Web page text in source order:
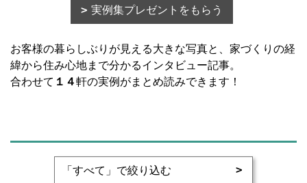
実例集プレゼントをもらう
お客様の暮らしぶりが見える大きな写真と、家づくりの経
緯から住み心地まで分かるインタビュー記事。
合わせて １４軒の実例がまとめ読みできます！